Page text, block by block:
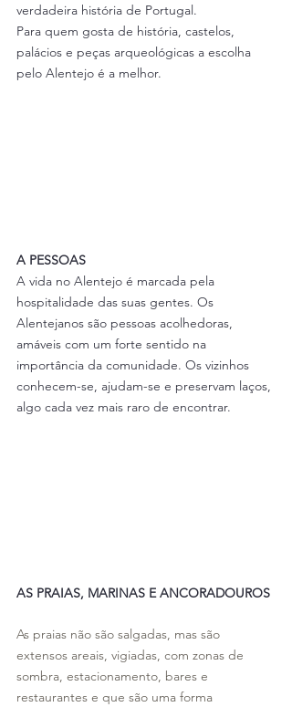
verdadeira história de Portugal.
Para quem gosta de história, castelos,
palácios e peças arqueológicas a escolha
pelo Alentejo é a melhor.
A PESSOAS
A vida no Alentejo é marcada pela
hospitalidade das suas gentes. Os
Alentejanos são pessoas acolhedoras,
amáveis com um forte sentido na
importância da comunidade. Os vizinhos
conhecem-se, ajudam-se e preservam laços,
algo cada vez mais raro de encontrar.
AS PRAIAS, MARINAS E ANCORADOUROS
As praias não são salgadas, mas são
extensos areais, vigiadas, com zonas de
sombra, estacionamento, bares e
restaurantes e que são uma forma